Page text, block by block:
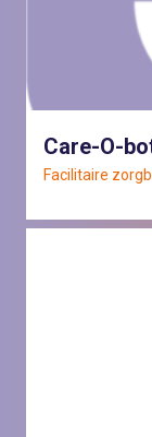
Care-O-
Facilitaire